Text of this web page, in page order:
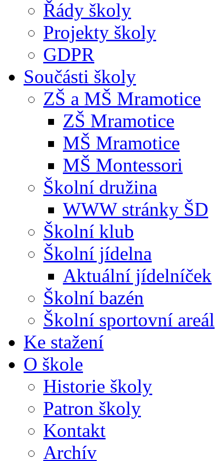
Řády školy
Projekty školy
GDPR
Součásti školy
ZŠ a MŠ Mramotice
ZŠ Mramotice
MŠ Mramotice
MŠ Montessori
Školní družina
WWW stránky ŠD
Školní klub
Školní jídelna
Aktuální jídelníček
Školní bazén
Školní sportovní areál
Ke stažení
O škole
Historie školy
Patron školy
Kontakt
Archív